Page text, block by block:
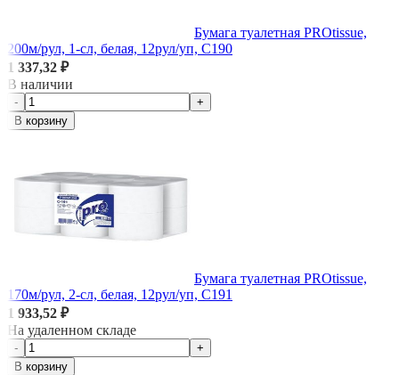
Бумага туалетная PROtissue,
200м/рул, 1-сл, белая, 12рул/уп, С190
1 337,32 ₽
В наличии
-
+
В корзину
Бумага туалетная PROtissue,
170м/рул, 2-сл, белая, 12рул/уп, С191
1 933,52 ₽
На удаленном складе
-
+
В корзину